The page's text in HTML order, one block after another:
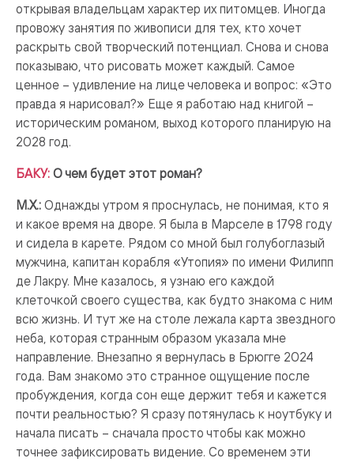
открывая владельцам характер их питомцев. Иногда
провожу занятия по живописи для тех, кто хочет
раскрыть свой творческий потенциал. Снова и снова
показываю, что рисовать может каждый. Самое
ценное – удивление на лице человека и вопрос: «Это
правда я нарисовал?» Еще я работаю над книгой –
историческим романом, выход которого планирую на
2028 год.
БАКУ: О чем будет этот роман?
М.Х.: Однажды утром я проснулась, не понимая, кто я
и какое время на дворе. Я была в Марселе в 1798 году
и сидела в карете. Рядом со мной был голубоглазый
мужчина, капитан корабля «Утопия» по имени Филипп
де Лакру. Мне казалось, я узнаю его каждой
клеточкой своего существа, как будто знакома с ним
всю жизнь. И тут же на столе лежала карта звездного
неба, которая странным образом указала мне
направление. Внезапно я вернулась в Брюгге 2024
года. Вам знакомо это странное ощущение после
пробуждения, когда сон еще держит тебя и кажется
почти реальностью? Я сразу потянулась к ноутбуку и
начала писать – сначала просто чтобы как можно
точнее зафиксировать видение. Со временем эти